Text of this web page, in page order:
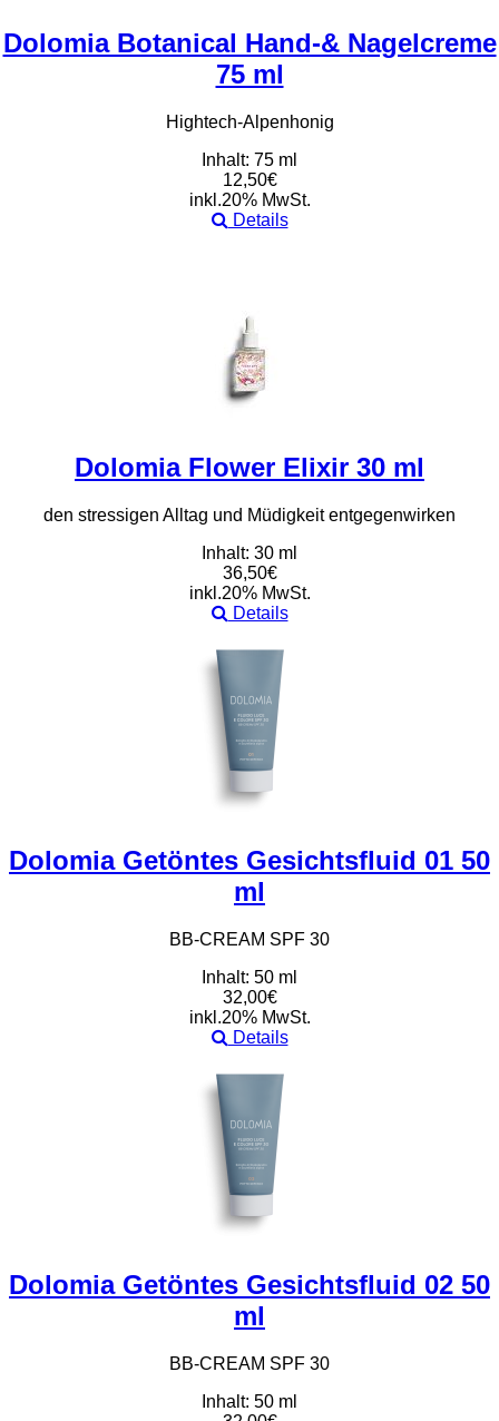
Dolomia Botanical Hand-& Nagelcreme
75 ml
Hightech-Alpenhonig
Inhalt: 75 ml
12,50€
inkl.20% MwSt.
Details
Dolomia Flower Elixir 30 ml
den stressigen Alltag und Müdigkeit entgegenwirken
Inhalt: 30 ml
36,50€
inkl.20% MwSt.
Details
Dolomia Getöntes Gesichtsfluid 01 50
ml
BB-CREAM SPF 30
Inhalt: 50 ml
32,00€
inkl.20% MwSt.
Details
Dolomia Getöntes Gesichtsfluid 02 50
ml
BB-CREAM SPF 30
Inhalt: 50 ml